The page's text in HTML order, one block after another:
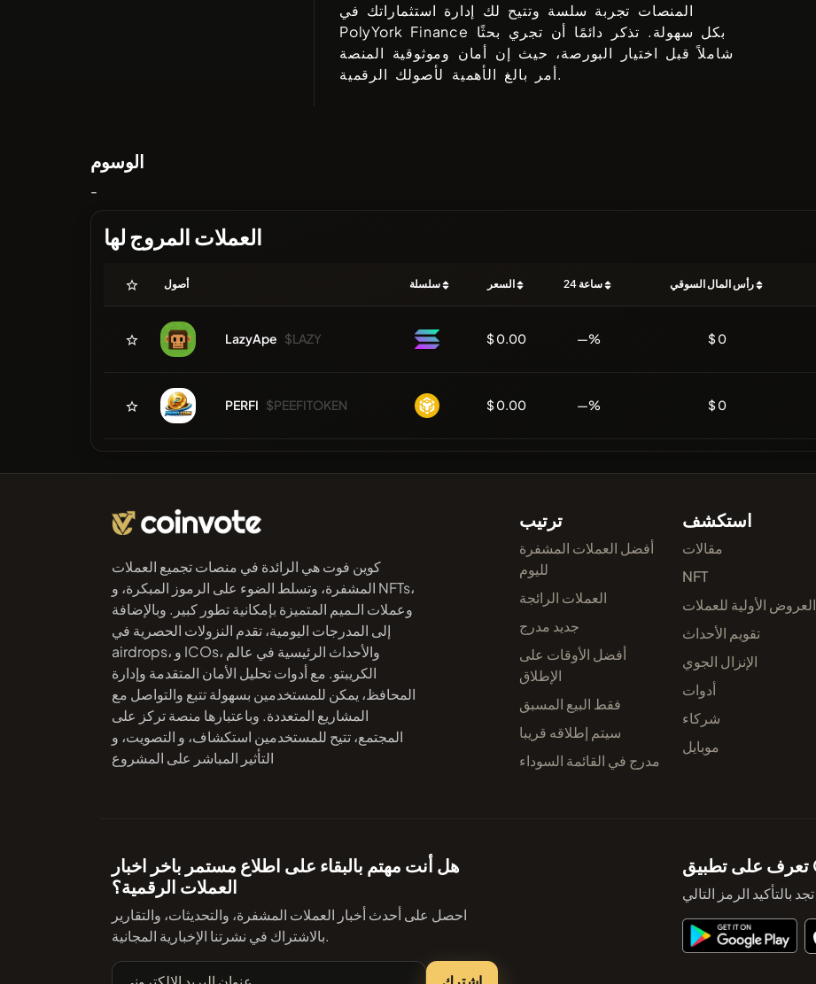
المنصات تجربة سلسة وتتيح لك إدارة استثماراتك في
PolyYork Finance
شاملاً قبل اختيار البورصة، حيث إن أمان وموثوقية المنصة
أمر بالغ الأهمية لأصولك الرقمية.
الوسوم
-
العملات المروج لها
أصول سلسلة السعر 24 ساعة رأس المال السوقي
LazyApe $LAZY $ 0.00 —% $ 0
PERFI $PEEFITOKEN $ 0.00 —% $ 0
كوين فوت هي الرائدة في منصات تجميع العملات
المشفرة، وتسلط الضوء على الرموز المبكرة، و NFTs،
وعملات الـميم المتميزة بإمكانية تطور كبير. وبالإضافة
إلى المدرجات اليومية، تقدم النزولات الحصرية في
airdrops، و ICOs، والأحداث الرئيسية في عالم
الكريبتو. مع أدوات تحليل الأمان المتقدمة وإدارة
المحافظ، يمكن للمستخدمين بسهولة تتبع والتواصل مع
المشاريع المتعددة. وباعتبارها منصة تركز على
المجتمع، تتيح للمستخدمين استكشاف، و التصويت، و
التأثير المباشر على المشروع
ترتيب
أفضل العملات المشفرة
لليوم
العملات الرائجة
جديد مدرج
أفضل الأوقات على
الإطلاق
فقط البيع المسبق
سيتم إطلاقه قريبا
مدرج في القائمة السوداء
استكشف
مقالات
NFT
العروض الأولية للعملات
تقويم الأحداث
الإنزال الجوي
أدوات
شركاء
موبايل
هل أنت مهتم بالبقاء على اطلاع مستمر باخر اخبار
العملات الرقمية؟
احصل على أحدث أخبار العملات المشفرة، والتحديثات، والتقارير
بالاشتراك في نشرتنا الإخبارية المجانية.
عنوان البريد الإلكتروني